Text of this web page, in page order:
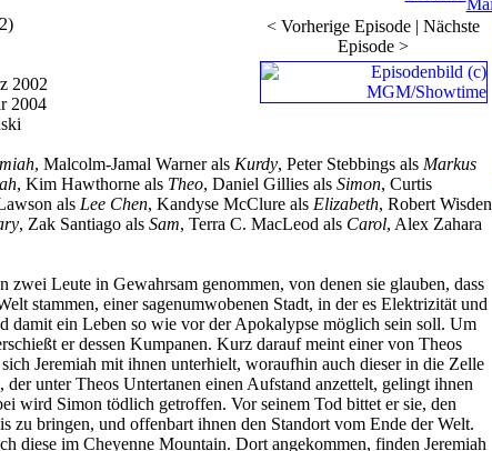
< Vorherige Episode | Nächste
Episode >
2002
2004
, Malcolm-Jamal Warner als Kurdy, Peter Stebbings als Markus
, Kim Hawthorne als Theo, Daniel Gillies als Simon, Curtis
als Lee Chen, Kandyse McClure als Elizabeth, Robert Wisden
, Zak Santiago als Sam, Terra C. MacLeod als Carol, Alex Zahara
zwei Leute in Gewahrsam genommen, von denen sie glauben, dass
stammen, einer sagenumwobenen Stadt, in der es Elektrizität und
damit ein Leben so wie vor der Apokalypse möglich sein soll. Um
er dessen Kumpanen. Kurz darauf meint einer von Theos
Jeremiah mit ihnen unterhielt, woraufhin auch dieser in die Zelle
unter Theos Untertanen einen Aufstand anzettelt, gelingt ihnen
wird Simon tödlich getroffen. Vor seinem Tod bittet er sie, den
zu bringen, und offenbart ihnen den Standort vom Ende der Welt.
diese im Cheyenne Mountain. Dort angekommen, finden Jeremiah